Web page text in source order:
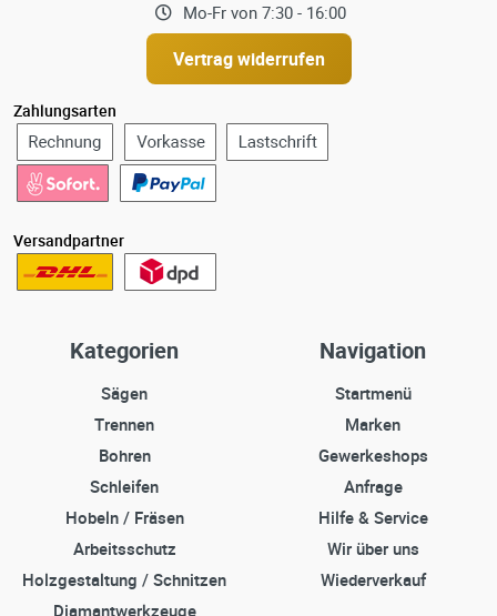
Mo-Fr von 7:30 - 16:00
Vertrag widerrufen
Zahlungsarten
Versandpartner
Kategorien
Sägen
Trennen
Bohren
Schleifen
Hobeln / Fräsen
Arbeitsschutz
Holzgestaltung / Schnitzen
Diamantwerkzeuge
Navigation
Startmenü
Marken
Gewerkeshops
Anfrage
Hilfe & Service
Wir über uns
Wiederverkauf